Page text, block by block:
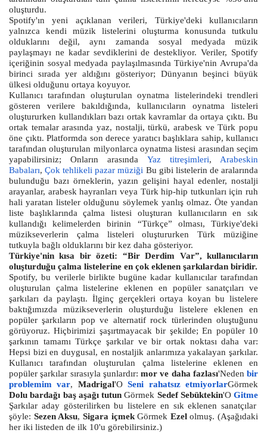
oluşturdu.
Spotify'ın yeni açıklanan verileri, Türkiye'deki kullanıcıların
yalnızca kendi müzik listelerini oluşturma konusunda tutkulu
olduklarını değil, aynı zamanda sosyal medyada müzik
paylaşmayı ne kadar sevdiklerini de destekliyor. Veriler, Spotify
içeriğinin sosyal medyada paylaşılmasında Türkiye'nin Avrupa'da
birinci sırada yer aldığını gösteriyor; Dünyanın beşinci büyük
ülkesi olduğunu ortaya koyuyor.
Kullanıcı tarafından oluşturulan oynatma listelerindeki trendleri
gösteren verilere bakıldığında, kullanıcıların oynatma listeleri
oluştururken kullandıkları bazı ortak kavramlar da ortaya çıktı. Bu
ortak temalar arasında yaz, nostalji, türkü, arabesk ve Türk popu
öne çıktı. Platformda son derece yaratıcı başlıklara sahip, kullanıcı
tarafından oluşturulan milyonlarca oynatma listesi arasından seçim
yapabilirsiniz; Onların arasında Yaz titreşimleri,Arabeskin
Babaları,Çok tehlikeli pazar müziği Bu gibi listelerin de aralarında
bulunduğu bazı örneklerin, yazın gelişini hayal edenler, nostalji
arayanlar, arabesk hayranları veya Türk hip-hip tutkunları için ruh
hali yaratan listeler olduğunu söylemek yanlış olmaz. Öte yandan
liste başlıklarında çalma listesi oluşturan kullanıcıların en sık
kullandığı kelimelerden birinin “Türkçe” olması, Türkiye'deki
müzikseverlerin çalma listeleri oluştururken Türk müziğine
tutkuyla bağlı olduklarını bir kez daha gösteriyor.
Türkiye'nin kısa bir özeti: “Bir Derdim Var”, kullanıcıların
oluşturduğu çalma listelerine en çok eklenen şarkılardan biridir.
Spotify, bu verilerle birlikte bugüne kadar kullanıcılar tarafından
oluşturulan çalma listelerine eklenen en popüler sanatçıları ve
şarkıları da paylaştı. İlginç gerçekleri ortaya koyan bu listelere
baktığımızda müzikseverlerin oluşturduğu listelere eklenen en
popüler şarkıların pop ve alternatif rock türlerinden oluştuğunu
görüyoruz. Hiçbirimizi şaşırtmayacak bir şekilde; En popüler 10
şarkının tamamı Türkçe şarkılar ve bir ortak noktası daha var:
Hepsi bizi en duygusal, en nostaljik anlarımıza yakalayan şarkılar.
Kullanıcı tarafından oluşturulan çalma listelerine eklenen en
popüler şarkılar sırasıyla şunlardır: mor ve daha fazlası'Neden bir
problemim var, Madrigal'OSeni rahatsız etmiyorlarGörmek
Dolu bardağı baş aşağı tutun Görmek Sedef Sebüktekin'O Gitme
Şarkılar aday gösterilirken bu listelere en sık eklenen sanatçılar
şöyle: Sezen Aksu, Sigara içmekGörmek Ezelolmuş. (Aşağıdaki
her iki listeden de ilk 10'u görebilirsiniz.)